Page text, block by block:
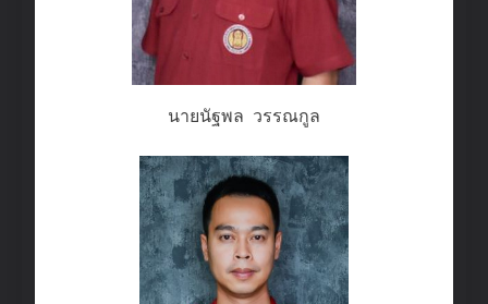
นายนัฐพล วรรณกูล